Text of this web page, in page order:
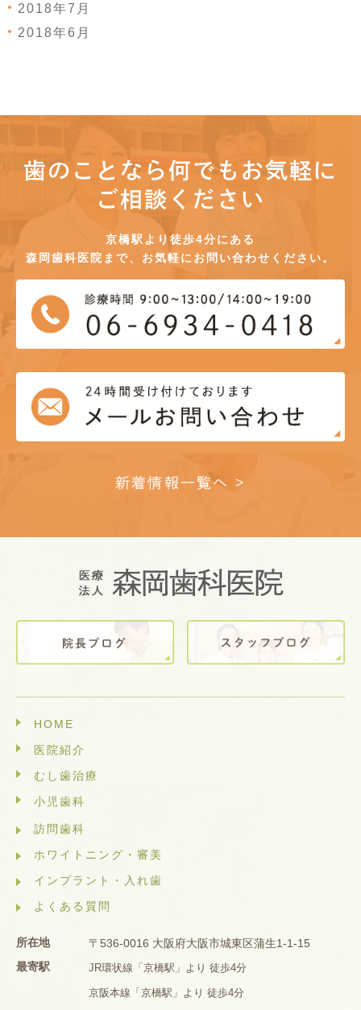
2018年7月
2018年6月
歯のことなら何でもお気軽に
ご相談ください
京橋駅より徒歩4分にある
森岡歯科医院まで、お気軽にお問い合わせください。
新着情報一覧へ >
HOME
医院紹介
むし歯治療
小児歯科
訪問歯科
ホワイトニング・審美
インプラント・入れ歯
よくある質問
所在地
〒536-0016 大阪府大阪市城東区蒲生1-1-15
最寄駅
JR環状線「京橋駅」より 徒歩4分
京阪本線「京橋駅」より 徒歩4分